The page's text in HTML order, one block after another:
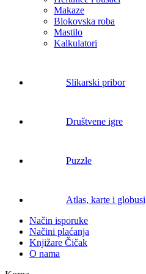
Makaze
Blokovska roba
Mastilo
Kalkulatori
Slikarski pribor
Društvene igre
Puzzle
Atlas, karte i globusi
Način isporuke
Načini plaćanja
Knjižare Čičak
O nama